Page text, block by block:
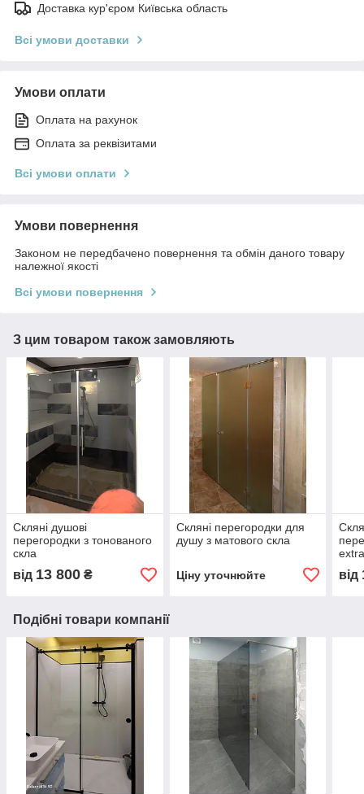
Доставка кур'єром Київська область
Всі умови доставки
Умови оплати
Оплата на рахунок
Оплата за реквізитами
Всі умови оплати
Умови повернення
Законом не передбачено повернення та обмін даного товару
належної якості
Всі умови повернення
З цим товаром також замовляють
Скляні душові
перегородки з тонованого
скла
від 13 800 ₴
Скляні перегородки для
душу з матового скла
Ціну уточнюйте від
Подібні товари компанії